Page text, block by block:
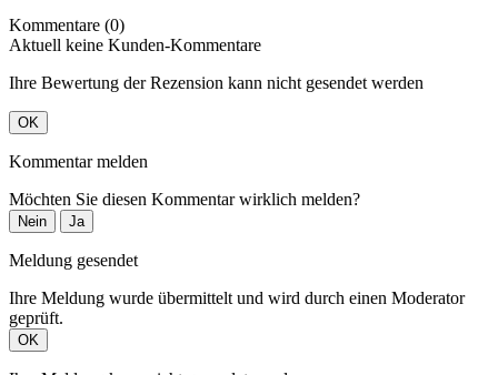
Kommentare (0)
Aktuell keine Kunden-Kommentare
Ihre Bewertung der Rezension kann nicht gesendet werden
OK
Kommentar melden
Möchten Sie diesen Kommentar wirklich melden?
Nein Ja
Meldung gesendet
Ihre Meldung wurde übermittelt und wird durch einen Moderator
geprüft.
OK